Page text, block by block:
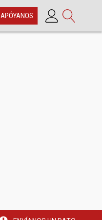
APÓYANOS